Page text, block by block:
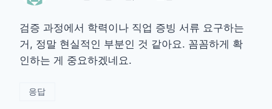
검증 과정에서 학력이나 직업 증빙 서류 요구하는
거, 정말 현실적인 부분인 것 같아요. 꼼꼼하게 확
인하는 게 중요하겠네요.
응답